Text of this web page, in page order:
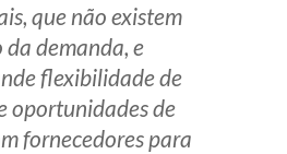
que não existem
demanda, e
flexibilidade de
oportunidades de
fornecedores para